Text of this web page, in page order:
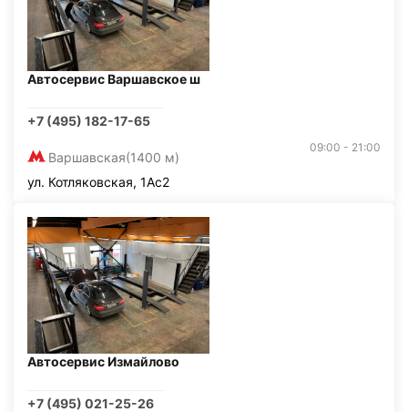
Автосервис Варшавское ш
+7 (495) 182-17-65
Варшавская(1400 м)
09:00 - 21:00
ул. Котляковская, 1Ас2
Автосервис Измайлово
+7 (495) 021-25-26